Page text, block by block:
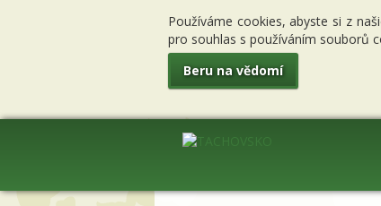
Používáme cookies, abyste si z
pro souhlas s používáním souborů
Beru na vědomí